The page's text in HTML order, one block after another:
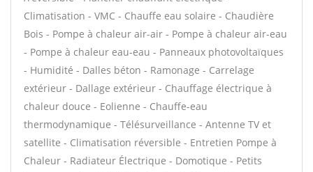
Climatisation - VMC - Chauffe eau solaire - Chaudière
Bois - Pompe à chaleur air-air - Pompe à chaleur air-eau
- Pompe à chaleur eau-eau - Panneaux photovoltaïques
- Humidité - Dalles béton - Ramonage - Carrelage
extérieur - Dallage extérieur - Chauffage électrique à
chaleur douce - Eolienne - Chauffe-eau
thermodynamique - Télésurveillance - Antenne TV et
satellite - Climatisation réversible - Entretien Pompe à
Chaleur - Radiateur Électrique - Domotique - Petits